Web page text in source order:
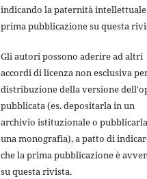
indicando la paternità intellettuale
prima pubblicazione su questa
Gli autori possono aderire ad altri
accordi di licenza non esclusiva
distribuzione della versione
pubblicata (es. depositarla in un
archivio istituzionale o
una monografia), a patto di
che la prima pubblicazione è
su questa rivista.